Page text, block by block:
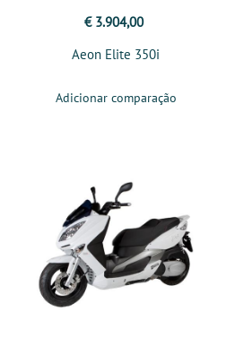
€ 3.904,00
Aeon Elite 350i
Adicionar comparação